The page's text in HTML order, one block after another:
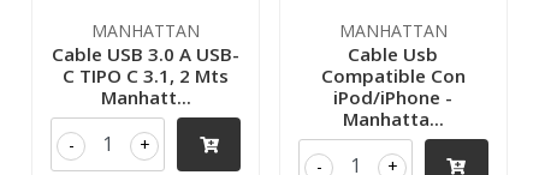
MANHATTAN
Cable USB 3.0 A USB-
C TIPO C 3.1, 2 Mts
Manhatt...
+
-
MANHATTAN
Cable Usb
Compatible Con
iPod/iPhone -
Manhatta...
+
-